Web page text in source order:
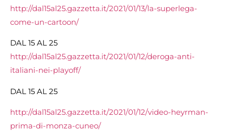
http://dal15al25.gazzetta.it/2021/01/13/la-superlega-
come-un-cartoon/
DAL 15 AL 25
http://dal15al25.gazzetta.it/2021/01/12/deroga-anti-
italiani-nei-playoff/
DAL 15 AL 25
http://dal15al25.gazzetta.it/2021/01/12/video-heyrman-
prima-di-monza-cuneo/